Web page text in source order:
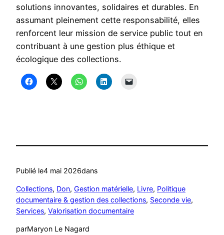
solutions innovantes, solidaires et durables. En
assumant pleinement cette responsabilité, elles
renforcent leur mission de service public tout en
contribuant à une gestion plus éthique et
écologique des collections.
Publié le4 mai 2026dans
Collections, Don, Gestion matérielle, Livre, Politique
documentaire & gestion des collections, Seconde vie
Services, Valorisation documentaire
parMaryon Le Nagard